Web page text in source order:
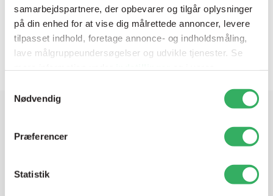
samarbejdspartnere, der opbevarer og tilgår oplysninger
på din enhed for at vise dig målrettede annoncer, levere
tilpasset indhold, foretage annonce- og indholdsmåling,
lave målgruppeundersøgelser og udvikle tjenester. Se
tilbage eller ændre indstillinger fra vores
"Cookiedeklaration", eller ved at trykke på "Privacy
Nødvendig
Præferencer
Statistik
Delfleet One UHS Hardener - Medium
Varenr:F8255/E5
Har du brug for hjælp? Vi sidder